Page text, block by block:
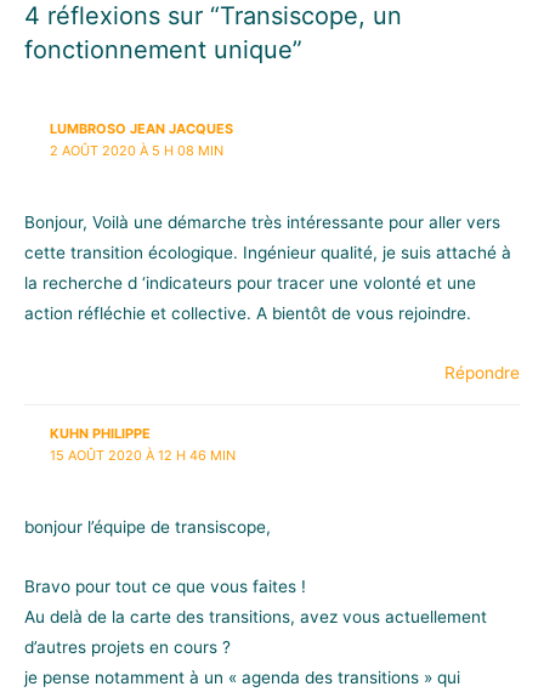
4 réflexions sur “Transiscope, un
fonctionnement unique”
LUMBROSO JEAN JACQUES
2 AOÛT 2020 À 5 H 08 MIN
Bonjour, Voilà une démarche très intéressante pour aller vers
cette transition écologique. Ingénieur qualité, je suis attaché à
la recherche d ‘indicateurs pour tracer une volonté et une
action réfléchie et collective. A bientôt de vous rejoindre.
Répondre
KUHN PHILIPPE
15 AOÛT 2020 À 12 H 46 MIN
bonjour l’équipe de transiscope,
Bravo pour tout ce que vous faites !
Au delà de la carte des transitions, avez vous actuellement
d’autres projets en cours ?
je pense notamment à un « agenda des transitions » qui